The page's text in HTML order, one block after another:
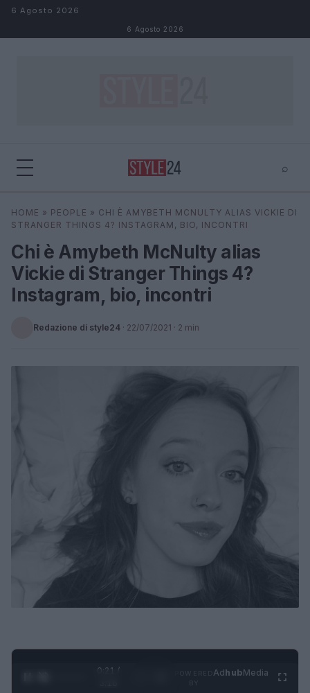
Salta al contenuto
6 Agosto 2026
6 Agosto 2026
⌕
Cerca ⌕ ×
HOME » PEOPLE » CHI È AMYBETH MCNULTY ALIAS VICKIE DI
STRANGER THINGS 4? INSTAGRAM, BIO, INCONTRI
Chi è Amybeth McNulty alias
Vickie di Stranger Things 4?
Instagram, bio, incontri
Redazione di style24 · 22/07/2021 · 2 min
0:21 /
AdhubMedia